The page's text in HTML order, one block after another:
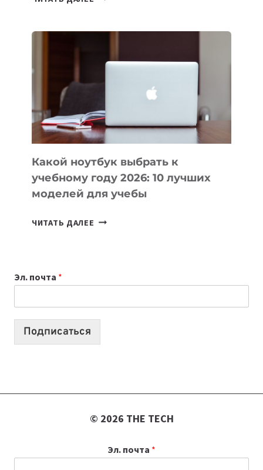
ПОМОГАЮТ
СОЗДАВАТЬ
БЕЗ
СЛОЖНОГО
КОДА
Какой ноутбук выбрать к
учебному году 2026: 10 лучших
моделей для учебы
ЧИТАТЬ ДАЛЕЕ КАКОЙ
2026:
10
Эл. почта *
Подписаться
© 2026 THE TECH
Эл. почта *